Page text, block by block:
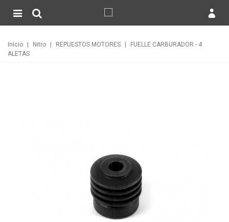
Inicio Nitro REPUESTOS MOTORES
FUELLE CARBURADOR - 4
ALETAS